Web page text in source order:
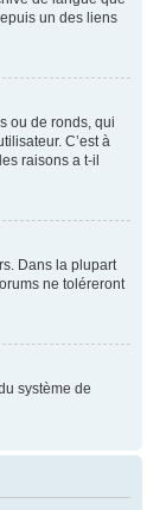
un des liens
ou de ronds, qui
C’est à
raisons a t-il
Dans la plupart
ne toléreront
système de